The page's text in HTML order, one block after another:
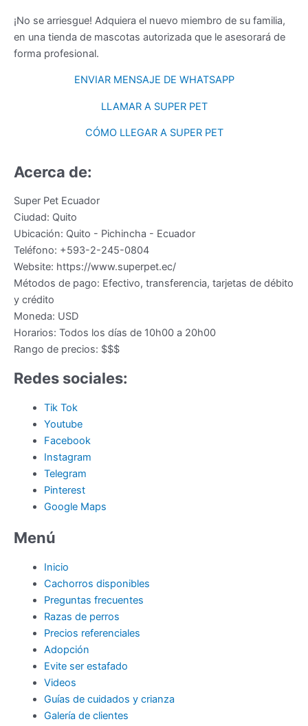
¡No se arriesgue! Adquiera el nuevo miembro de su familia,
en una tienda de mascotas autorizada que le asesorará de
forma profesional.
ENVIAR MENSAJE DE WHATSAPP
LLAMAR A SUPER PET
CÓMO LLEGAR A SUPER PET
Acerca de:
Super Pet Ecuador
Ciudad: Quito
Ubicación: Quito - Pichincha - Ecuador
Teléfono: +593-2-245-0804
Website: https://www.superpet.ec/
Métodos de pago: Efectivo, transferencia, tarjetas de débito
y crédito
Moneda: USD
Horarios: Todos los días de 10h00 a 20h00
Rango de precios: $$$
Redes sociales:
Tik Tok
Youtube
Facebook
Instagram
Telegram
Pinterest
Google Maps
Menú
Inicio
Cachorros disponibles
Preguntas frecuentes
Razas de perros
Precios referenciales
Adopción
Evite ser estafado
Videos
Guías de cuidados y crianza
Galería de clientes